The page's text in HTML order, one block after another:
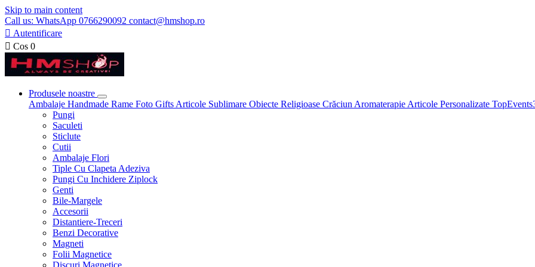
Skip to main content
Call us: WhatsApp 0766290092 contact@hmshop.ro
 Autentificare
 Cos 0
Produsele noastre
Ambalaje Handmade Rame Foto Gifts Articole Sublimare Obiecte Religioase Crăciun Aromaterapie Articole Personalizate
Pungi
Saculeti
Sticlute
Cutii
Ambalaje Flori
Tiple Cu Clapeta Adeziva
Pungi Cu Inchidere Ziplock
Genti
Bile-Margele
Accesorii
Distantiere-Treceri
Benzi Decorative
Magneti
Folii Magnetice
Discuri Magnetice